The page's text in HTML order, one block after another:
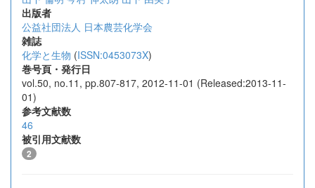
出版者
公益社団法人 日本農芸化学会
雑誌
化学と生物 (ISSN:0453073X)
巻号頁・発行日
vol.50, no.11, pp.807-817, 2012-11-01 (Released:2013-11-
01)
参考文献数
46
被引用文献数
2